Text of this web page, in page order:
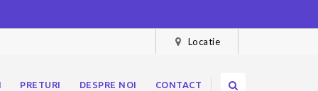
Locatie
PRETURI DESPRE NOI CONTACT